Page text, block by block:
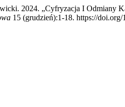
2024. „Cyfryzacja I Odmiany
15 (grudzień):1-18. https://